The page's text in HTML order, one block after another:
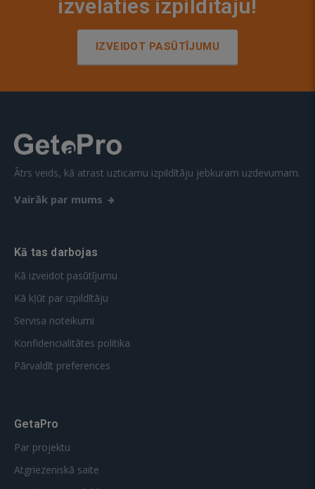
izvēlaties izpildītāju!
IZVEIDOT PASŪTĪJUMU
Ātrs veids, kā atrast uzticamu izpildītāju jebkuram uzdevumam.
Vairāk par mums
Kā tas darbojas
Kā izveidot pasūtījumu
Kā kļūt par izpildītāju
Servisa noteikumi
Konfidencialitātes politika
Pārvaldīt preferences
GetaPro
Par projektu
Atgriezeniskā saite